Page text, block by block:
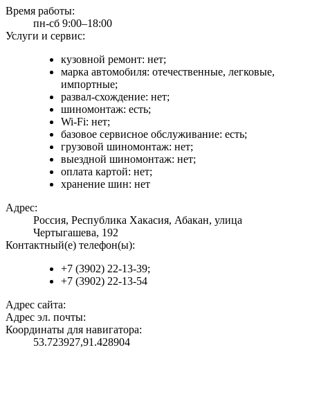
Время работы:
пн-сб 9:00–18:00
Услуги и сервис:
кузовной ремонт: нет;
марка автомобиля: отечественные, легковые,
импортные;
развал-схождение: нет;
шиномонтаж: есть;
Wi-Fi: нет;
базовое сервисное обслуживание: есть;
грузовой шиномонтаж: нет;
выездной шиномонтаж: нет;
оплата картой: нет;
хранение шин: нет
Адрес:
Россия, Республика Хакасия, Абакан, улица
Чертыгашева, 192
Контактный(е) телефон(ы):
+7 (3902) 22-13-39;
+7 (3902) 22-13-54
Адрес сайта:
Адрес эл. почты:
Координаты для навигатора:
53.723927,91.428904